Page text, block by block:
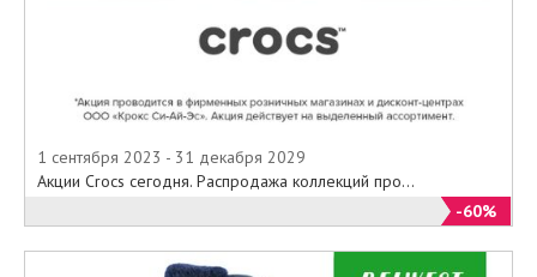
1 сентября 2023 - 31 декабря 2029
Акции Crocs сегодня. Распродажа коллекций про...
-60%